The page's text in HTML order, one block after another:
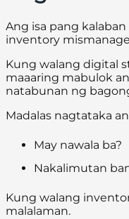
Ang isa pang
inventory
Kung walang digital
maaaring mabulok
natabunan ng
Madalas nagtataka
May nawala ba?
Nakalimutan
Kung walang
malalaman.